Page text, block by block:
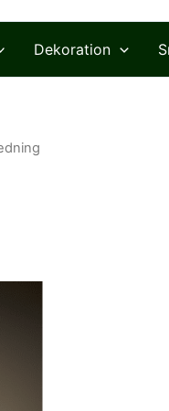
Dekoration